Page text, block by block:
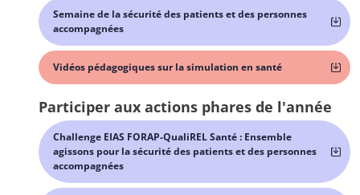
Semaine de la sécurité des patients et des personnes
accompagnées
Vidéos pédagogiques sur la simulation en santé
Participer aux actions phares de l'année
Challenge EIAS FORAP-QualiREL Santé : Ensemble
agissons pour la sécurité des patients et des personnes
accompagnées